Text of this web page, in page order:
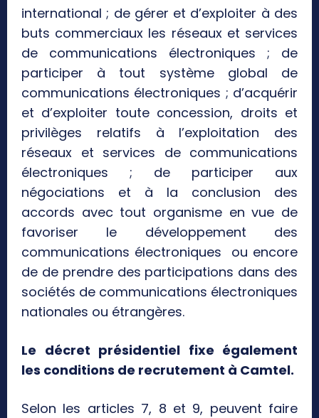
international ; de gérer et d’exploiter à des
buts commerciaux les réseaux et services
de communications électroniques ; de
participer à tout système global de
communications électroniques ; d’acquérir
et d’exploiter toute concession, droits et
privilèges relatifs à l’exploitation des
réseaux et services de communications
électroniques ; de participer aux
négociations et à la conclusion des
accords avec tout organisme en vue de
favoriser le développement des
communications électroniques ou encore
de de prendre des participations dans des
sociétés de communications électroniques
nationales ou étrangères.
Le décret présidentiel fixe également
les conditions de recrutement à Camtel.
Selon les articles 7, 8 et 9, peuvent faire